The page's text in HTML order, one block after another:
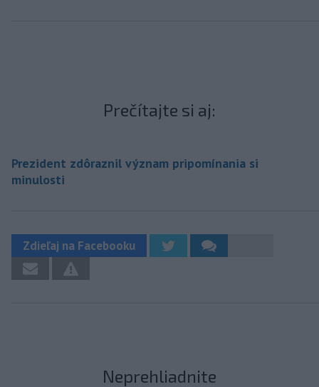
Prečítajte si aj:
Prezident zdôraznil význam pripomínania si
minulosti
Zdieľaj na Facebooku
Neprehliadnite